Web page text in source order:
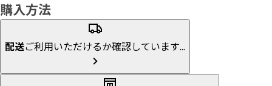
購入方法
配送ご利用いただけるか確認しています...